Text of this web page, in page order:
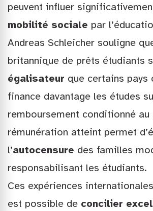
peuvent influer
mobilité sociale par
Andreas Schleicher souligne
britannique de prêts étudiants
égalisateur que certains pays
finance davantage les études
remboursement conditionné au
rémunération atteint permet
l’autocensure des familles
responsabilisant les étudiants.
Ces expériences
est possible de concilier